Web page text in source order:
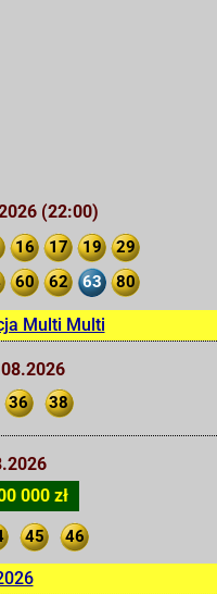
(22:00)
16 17 19
29
60 62 63 80
Multi Multi
36 38
000 zł
45 46